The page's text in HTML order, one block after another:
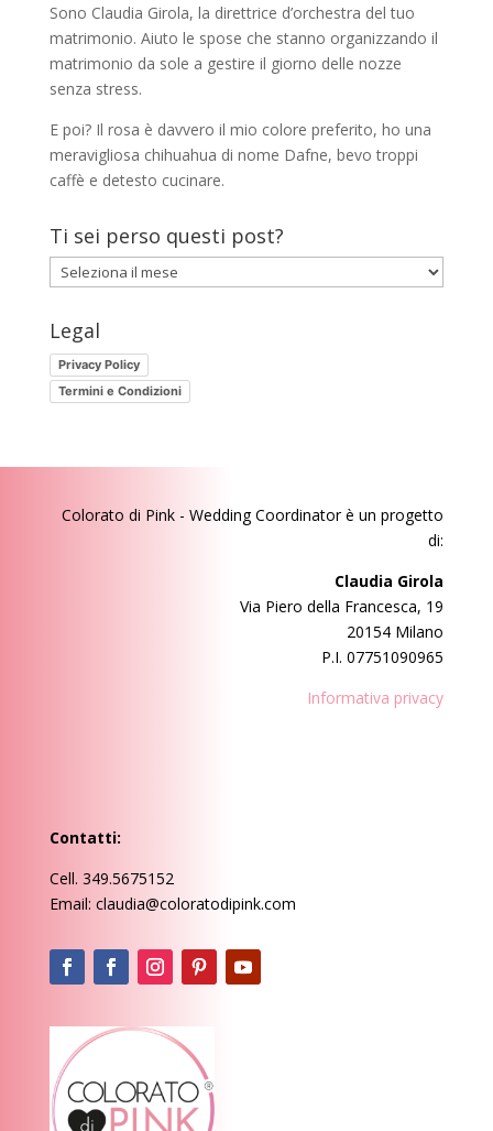
Sono Claudia Girola, la direttrice d’orchestra del tuo
matrimonio. Aiuto le spose che stanno organizzando il
matrimonio da sole a gestire il giorno delle nozze
senza stress.
E poi? Il rosa è davvero il mio colore preferito, ho una
meravigliosa chihuahua di nome Dafne, bevo troppi
caffè e detesto cucinare.
Ti sei perso questi post?
sei
questi
post?
Legal
Privacy Policy
Termini e Condizioni
Colorato di Pink - Wedding Coordinatorè un progetto
di:
Claudia Girola
Via Piero della Francesca, 19
20154 Milano
P.I. 07751090965
Informativa privacy
Contatti:
Cell. 349.5675152
Email: claudia@coloratodipink.com